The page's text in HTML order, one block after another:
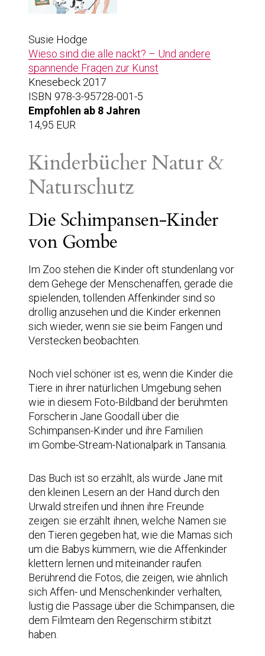
Susie Hodge
Wieso sind die alle nackt? – Und andere
spannende Fragen zur Kunst
Knesebeck 2017
ISBN 978-3-95728-001-5
Empfohlen ab 8 Jahren
14,95 EUR
Kinderbücher Natur &
Naturschutz
Die Schimpansen-Kinder
von Gombe
Im Zoo stehen die Kinder oft stundenlang vor
dem Gehege der Menschenaffen, gerade die
spielenden, tollenden Affenkinder sind so
drollig anzusehen und die Kinder erkennen
sich wieder, wenn sie sie beim Fangen und
Verstecken beobachten.
Noch viel schöner ist es, wenn die Kinder die
Tiere in ihrer natürlichen Umgebung sehen
wie in diesem Foto-Bildband der berühmten
Forscherin Jane Goodall über die
Schimpansen-Kinder und ihre Familien
im Gombe-Stream-Nationalpark in Tansania.
Das Buch ist so erzählt, als würde Jane mit
den kleinen Lesern an der Hand durch den
Urwald streifen und ihnen ihre Freunde
zeigen: sie erzählt ihnen, welche Namen sie
den Tieren gegeben hat, wie die Mamas sich
um die Babys kümmern, wie die Affenkinder
klettern lernen und miteinander raufen.
Berührend die Fotos, die zeigen, wie ähnlich
sich Affen- und Menschenkinder verhalten,
lustig die Passage über die Schimpansen, die
dem Filmteam den Regenschirm stibitzt
haben.